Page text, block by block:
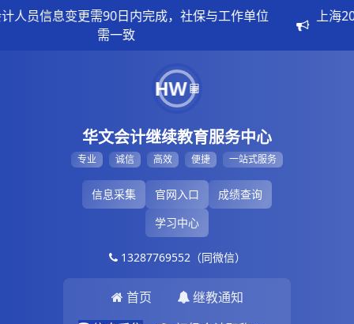
上海2026中级会计报考需完成信息采集，提前30日准备
HW
华文会计继续教育服务中心
专业 诚信 高效 便捷 一站式服务
信息采集 官网入口
成绩查询
学习中心
13287769552（同微信）
首页
继教通知